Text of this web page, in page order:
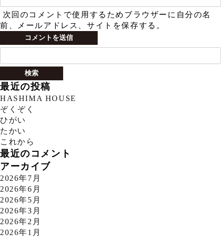
次回のコメントで使用するためブラウザーに自分の名
前、メールアドレス、サイトを保存する。
検
最近の投稿
HASHIMA HOUSE
ぞくぞく
ひがい
たかい
これから
最近のコメント
アーカイブ
2026年7月
2026年6月
2026年5月
2026年3月
2026年2月
2026年1月